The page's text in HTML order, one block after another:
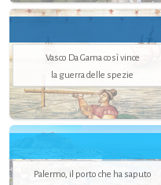
Vasco Da Gama così vince
la guerra delle spezie
Palermo, il porto che ha saputo